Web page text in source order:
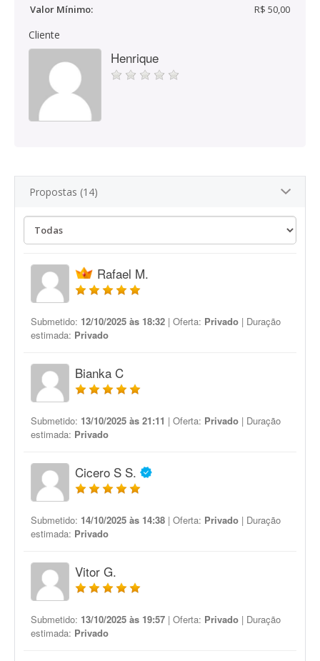
Valor Mínimo:
R$ 50,00
Cliente
Henrique
Propostas (14)
Rafael M.
Submetido: 12/10/2025 às 18:32 | Oferta: Privado | Duração
estimada: Privado
Bianka C
Submetido: 13/10/2025 às 21:11 | Oferta: Privado | Duração
estimada: Privado
Cicero S S.
Submetido: 14/10/2025 às 14:38 | Oferta: Privado | Duração
estimada: Privado
Vitor G.
Submetido: 13/10/2025 às 19:57 | Oferta: Privado | Duração
estimada: Privado